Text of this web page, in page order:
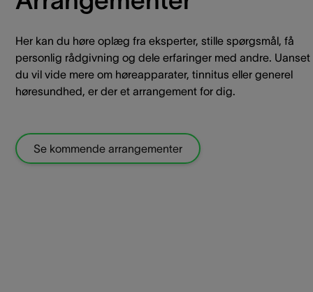
Her kan du høre oplæg fra eksperter, stille spørgsmål, få
personlig rådgivning og dele erfaringer med andre. Uanset
du vil vide mere om høreapparater, tinnitus eller generel
høresundhed, er der et arrangement for dig.
Se kommende arrangementer